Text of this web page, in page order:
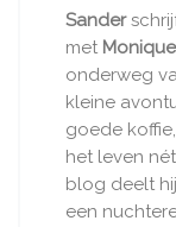
Sander
met Monique
onderweg
kleine
goede
het leven
blog deelt
een